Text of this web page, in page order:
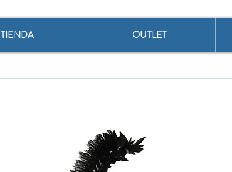
TIENDA OUTLET